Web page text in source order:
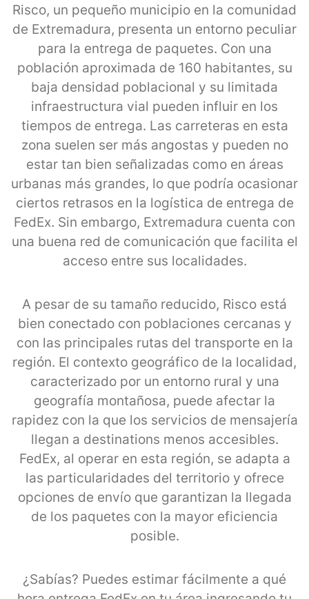
Risco, un pequeño municipio en la comunidad
de Extremadura, presenta un entorno peculiar
para la entrega de paquetes. Con una
población aproximada de 160 habitantes, su
baja densidad poblacional y su limitada
infraestructura vial pueden influir en los
tiempos de entrega. Las carreteras en esta
zona suelen ser más angostas y pueden no
estar tan bien señalizadas como en áreas
urbanas más grandes, lo que podría ocasionar
ciertos retrasos en la logística de entrega de
FedEx. Sin embargo, Extremadura cuenta con
una buena red de comunicación que facilita el
acceso entre sus localidades.
A pesar de su tamaño reducido, Risco está
bien conectado con poblaciones cercanas y
con las principales rutas del transporte en la
región. El contexto geográfico de la localidad,
caracterizado por un entorno rural y una
geografía montañosa, puede afectar la
rapidez con la que los servicios de mensajería
llegan a destinations menos accesibles.
FedEx, al operar en esta región, se adapta a
las particularidades del territorio y ofrece
opciones de envío que garantizan la llegada
de los paquetes con la mayor eficiencia
posible.
¿Sabías? Puedes estimar fácilmente a qué